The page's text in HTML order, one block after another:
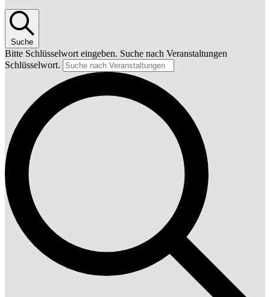
Suche
Bitte Schlüsselwort eingeben. Suche nach Veranstaltungen
Schlüsselwort.